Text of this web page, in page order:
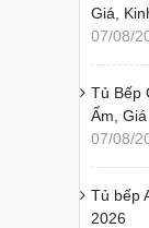
Giá,
07/08/
Tủ Bếp
Ẩm,
07/08/
Tủ bếp
2026